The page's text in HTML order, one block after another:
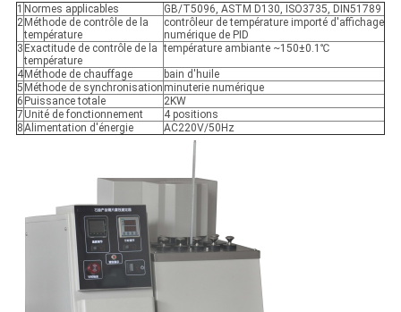
1 Normes applicables
GB/T5096, ASTM D130, ISO3735, DIN51789
2 Méthode de contrôle de la
température
contrôleur de température importé d'affichage
numérique de PID
3 Exactitude de contrôle de la
température
température ambiante ~150±0.1℃
4 Méthode de chauffage
bain d'huile
5 Méthode de synchronisation minuterie numérique
6 Puissance totale
2KW
7 Unité de fonctionnement
4 positions
8Alimentation d'énergie AC220V/50Hz